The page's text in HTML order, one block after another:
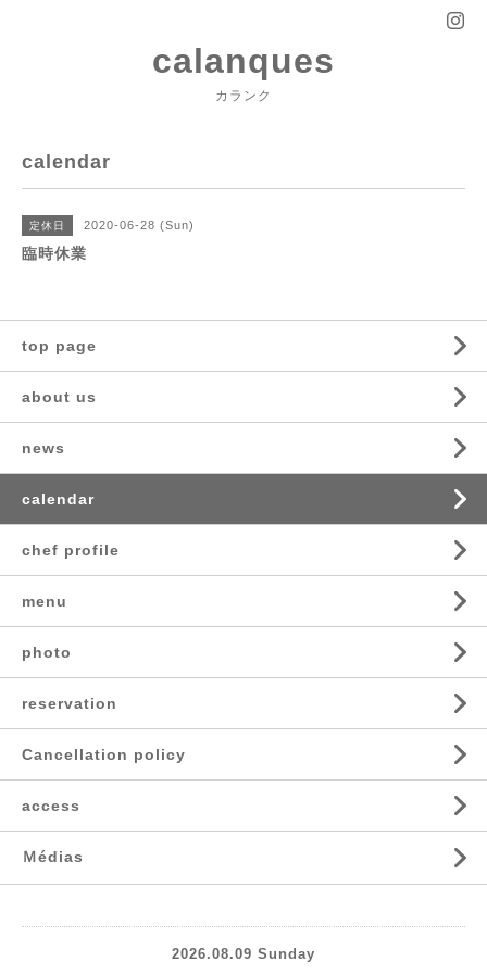
calanques
カランク
calendar
定休日 2020-06-28 (Sun)
臨時休業
top page
about us
news
calendar
chef profile
menu
photo
reservation
Cancellation policy
access
Ｍédias
2026.08.09 Sunday